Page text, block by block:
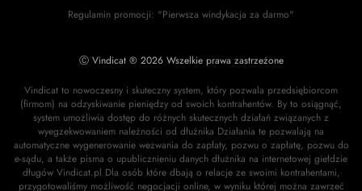
Regulamin promocji: "Pierwsza windykacja za darmo"
Ⓒ Vindicat ® 2026 Wszelkie prawa zastrzeżone
Vindicat to nowoczesny i skuteczny system, który pozwala przedsiębiorcom
(firmom) na odzyskiwanie pieniędzy od swoich kontrahentów. By to osiągnąć,
system umożliwia dostęp do różnych skutecznych działań związanych z
wyegzekwowaniem należności od dłużnika Działania te pozwalają na
automatyczne wygenerowanie wezwania do zapłaty, pozwu o zapłatę, pozwu do
e-sądu, a także pisma o upublicznieniu danych dłużnika na internetowej giełdzie
długów Vindicat.pl Dla osób które dbają o relacje ze swoimi kontrahentami,
przygotowaliśmy możliwość negocjacji online, w wyniku której można zawrzeć